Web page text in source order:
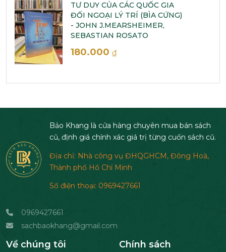
TƯ DUY CỦA CÁC QUỐC GIA
ĐỐI NGOẠI LÝ TRÍ (BÌA CỨNG)
- JOHN J.MEARSHEIMER,
SEBASTIAN ROSATO
180.000 đ
Bảo Khang là cửa hàng chuyên mua bán sách
cũ, định giá chính xác giá trị từng cuốn sách cũ.
Địa chỉ: Nhà công vụ ĐHQGHCM, Đông Hoà,
Thành phố Hồ Chí Minh
Số điện thoại: 0969427661
0969427661
sachbaokhang@gmail.com
Về chúng tôi Chính sách